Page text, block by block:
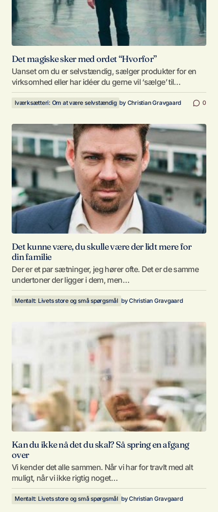
Det magiske sker med ordet “Hvorfor”
Uanset om du er selvstændig, sælger produkter for en
virksomhed eller har idéer du gerne vil ‘sælge’ til…
Iværksætteri: Om at være selvstændig by Christian Gravgaard 0
Det kunne være, du skulle være der lidt mere for
din familie
Der er et par sætninger, jeg hører ofte. Det er de samme
undertoner der ligger i dem, men…
Mentalt: Livets store og små spørgsmål byChristian Gravgaard
Kan du ikke nå det du skal? Så spring en afgang
over
Vi kender det alle sammen. Når vi har for travlt med alt
muligt, når vi ikke rigtig noget…
Mentalt: Livets store og små spørgsmål byChristian Gravgaard